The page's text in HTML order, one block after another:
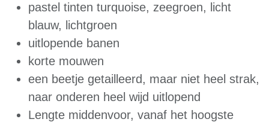
pastel tinten turquoise, zeegroen, licht
blauw, lichtgroen
uitlopende banen
korte mouwen
een beetje getailleerd, maar niet heel strak,
naar onderen heel wijd uitlopend
Lengte middenvoor, vanaf het hoogste